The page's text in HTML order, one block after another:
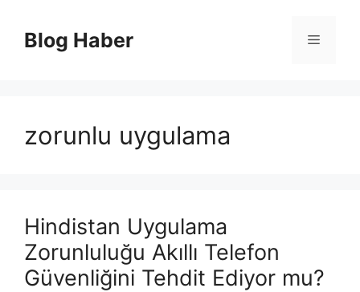
Blog Haber Menü
zorunlu uygulama
Hindistan Uygulama
Zorunluluğu Akıllı Telefon
Güvenliğini Tehdit Ediyor mu?